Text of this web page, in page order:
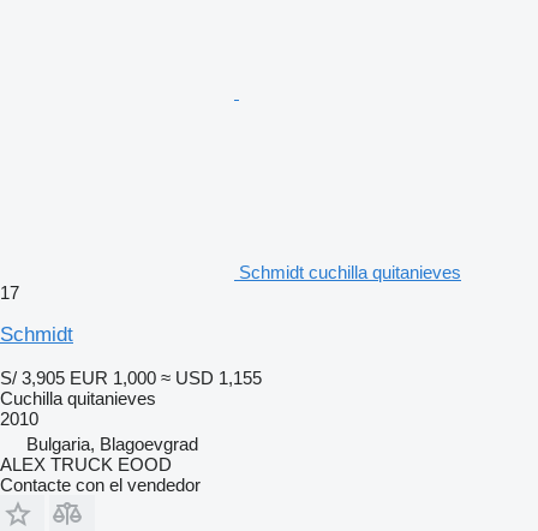
Schmidt cuchilla quitanieves
17
Schmidt
S/ 3,905 EUR 1,000 ≈ USD 1,155
Cuchilla quitanieves
2010
Bulgaria, Blagoevgrad
ALEX TRUCK EOOD
Contacte con el vendedor